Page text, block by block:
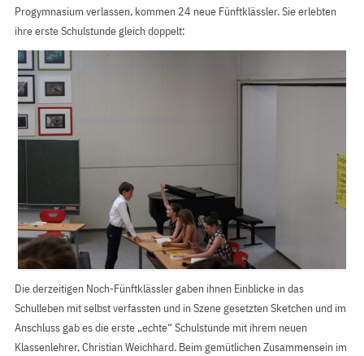
Progymnasium verlassen, kommen 24 neue Fünftklässler. Sie erlebten
ihre erste Schulstunde gleich doppelt:
Die derzeitigen Noch-Fünftklässler gaben ihnen Einblicke in das
Schulleben mit selbst verfassten und in Szene gesetzten Sketchen und im
Anschluss gab es die erste „echte“ Schulstunde mit ihrem neuen
Klassenlehrer, Christian Weichhard. Beim gemütlichen Zusammensein im